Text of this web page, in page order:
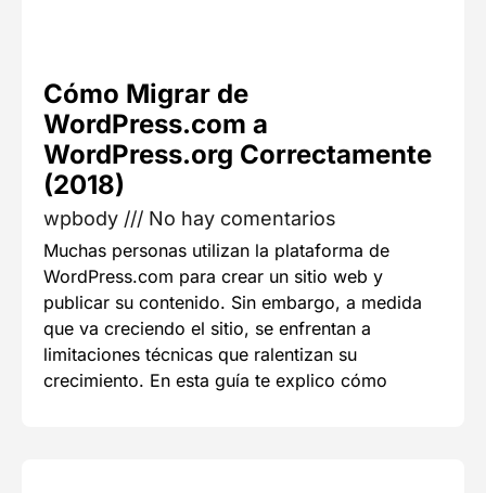
Cómo Migrar de
WordPress.com a
WordPress.org Correctamente
(2018)
wpbody No hay comentarios
Muchas personas utilizan la plataforma de
WordPress.com para crear un sitio web y
publicar su contenido. Sin embargo, a medida
que va creciendo el sitio, se enfrentan a
limitaciones técnicas que ralentizan su
crecimiento. En esta guía te explico cómo